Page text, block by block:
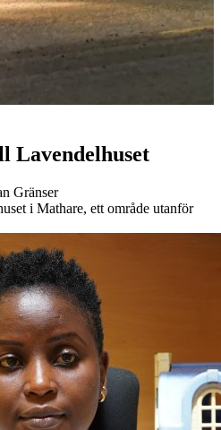
Lavendelhuset
Gränser
i Mathare, ett område utanför